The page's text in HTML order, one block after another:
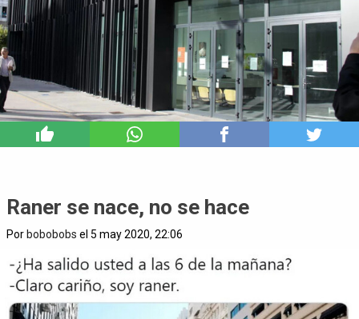
Raner se nace, no se hace
Por bobobobs el 5 may 2020, 22:06